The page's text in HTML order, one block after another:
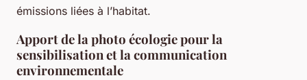
émissions liées à l’habitat.
Apport de la photo écologie pour la
sensibilisation et la communication
environnementale